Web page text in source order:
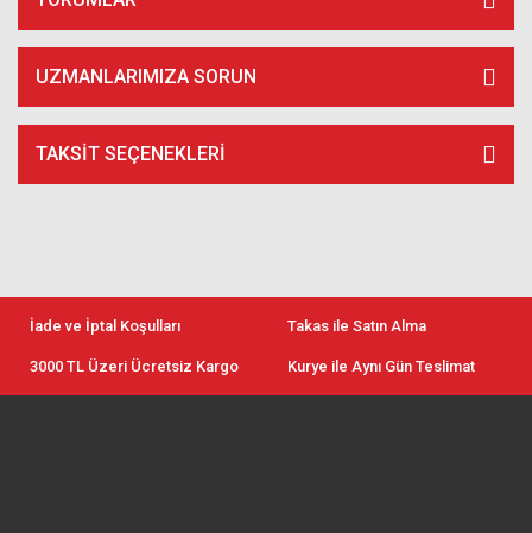
UZMANLARIMIZA SORUN
TAKSIT SEÇENEKLERI
İade ve İptal Koşulları Takas ile Satın Alma
3000 TL Üzeri Ücretsiz Kargo Kurye ile Aynı Gün Teslimat